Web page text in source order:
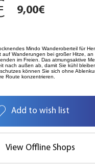
9,00€
Mindo Wanderoberteil für
auf Wanderungen bei großer Hitze, an
im Freien. Das atmungsaktive
nach außen ab, damit Sie kühl
können Sie sich ohne
Route konzentrieren.
Add to wish list
View Offline Shops